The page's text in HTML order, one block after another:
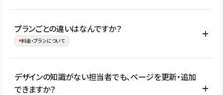
イト全体のデザインや設定がそのまま移行されるわけではないた
め、移行後にページ構成やデザイン、CMS設計、URL・リダイレク
はい。アクセス規模が大きいサイトや、複数部門での運用、権限管
理、セキュリティ確認、既存システムとの連携など、個別の要件が
ない段階でも、お問い合わせください。
お問合せはこちら
プランごとの違いはなんですか？
料金・プランについて
公開ページ数、バージョン履歴の期間、CMS利用数の上限、権限
管理の有無などがプランごとに異なります。詳しくは料金プランペ
デザインの知識がない担当者でも、ページを更新・追加
できますか？